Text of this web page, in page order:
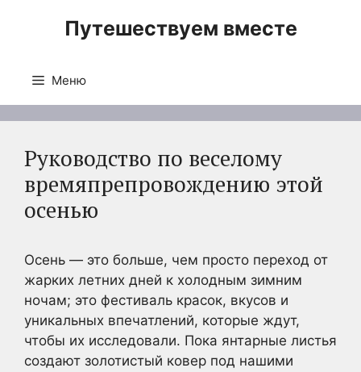
Путешествуем вместе
Меню
Руководство по веселому
времяпрепровождению этой
осенью
Осень — это больше, чем просто переход от
жарких летних дней к холодным зимним
ночам; это фестиваль красок, вкусов и
уникальных впечатлений, которые ждут,
чтобы их исследовали. Пока янтарные листья
создают золотистый ковер под нашими